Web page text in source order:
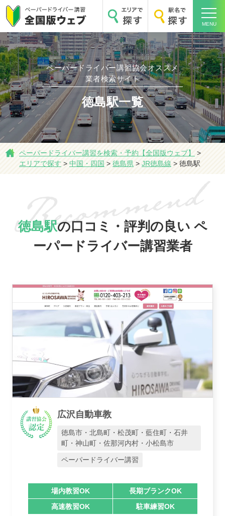
MENU
ホーム
エリアで探す
講習トピックス
運営会社
ペーパードライバー講習協会オススメ
業者検索サイト
徳島駅一覧
ペーパードライバー講習を検索・予約【全国版ウェブ】
>
エリアで探す > 中国・四国 > 徳島県 > JR徳島線 > 徳島駅
徳島駅の口コミ・評判の良い ペ
ーパードライバー講習業者
広沢自動車教
徳島市・北島町・松茂町・藍住町・石井
町・神山町・佐那河内村・小松島市
ペーパードライバー講習
場内教習OK
長期ブランクOK
高速教習OK
駐車練習OK